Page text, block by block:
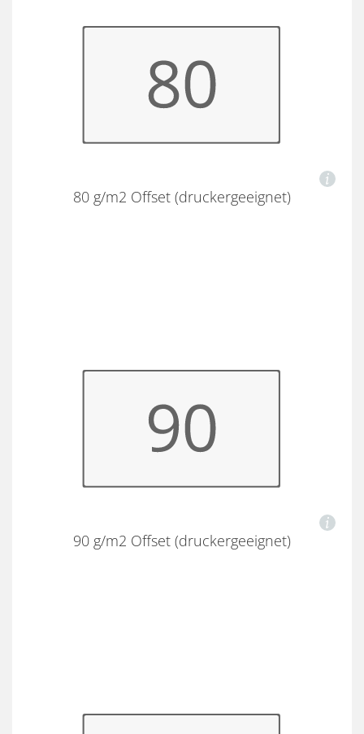
80 g/m2 Offset (druckergeeignet)
90 g/m2 Offset (druckergeeignet)